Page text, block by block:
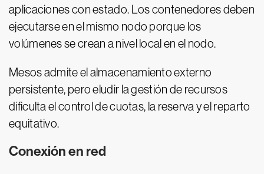
aplicaciones con estado. Los contenedores deben
ejecutarse en el mismo nodo porque los
volúmenes se crean a nivel local en el nodo.
Mesos admite el almacenamiento externo
persistente, pero eludir la gestión de recursos
dificulta el control de cuotas, la reserva y el reparto
equitativo.
Conexión en red